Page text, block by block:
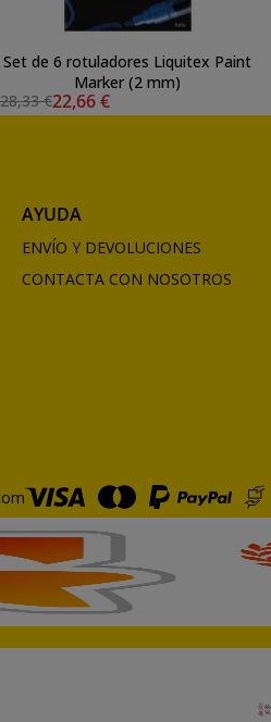
Set de 6 rotuladores Liquitex Paint
Marker (2 mm)
28,33 €22,66 €
AYUDA
ENVÍO Y DEVOLUCIONES
CONTACTA CON NOSOTROS